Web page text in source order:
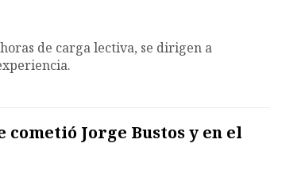
de carga lectiva, se dirigen a
Jorge Bustos y en el